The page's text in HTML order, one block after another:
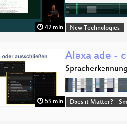
42 min New Technologies
59 min
Alexa ade -
Does it Matter? -